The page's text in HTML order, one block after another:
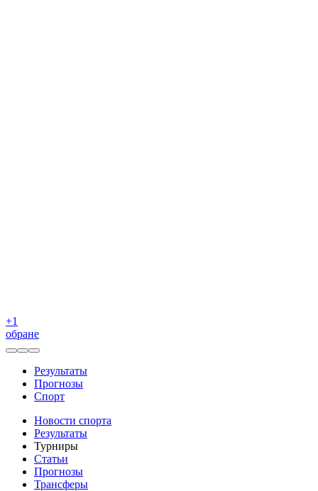
+1
обране
Результаты
Прогнозы
Спорт
Новости спорта
Результаты
Турниры
Статьи
Прогнозы
Трансферы